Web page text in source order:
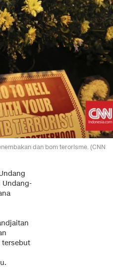
dan bom terorisme. (CNN
Undang-
tersebut